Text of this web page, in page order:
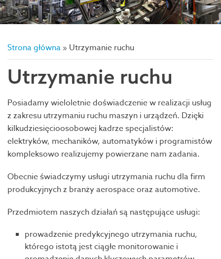
Strona główna » Utrzymanie ruchu
Utrzymanie ruchu
Posiadamy wieloletnie doświadczenie w realizacji usług
z zakresu utrzymaniu ruchu maszyn i urządzeń. Dzięki
kilkudziesięcioosobowej kadrze specjalistów:
elektryków, mechaników, automatyków i programistów
kompleksowo realizujemy powierzane nam zadania.
Obecnie świadczymy usługi utrzymania ruchu dla firm
produkcyjnych z branży aerospace oraz automotive.
Przedmiotem naszych działań są następujące usługi:
prowadzenie predykcyjnego utrzymania ruchu,
którego istotą jest ciągłe monitorowanie i